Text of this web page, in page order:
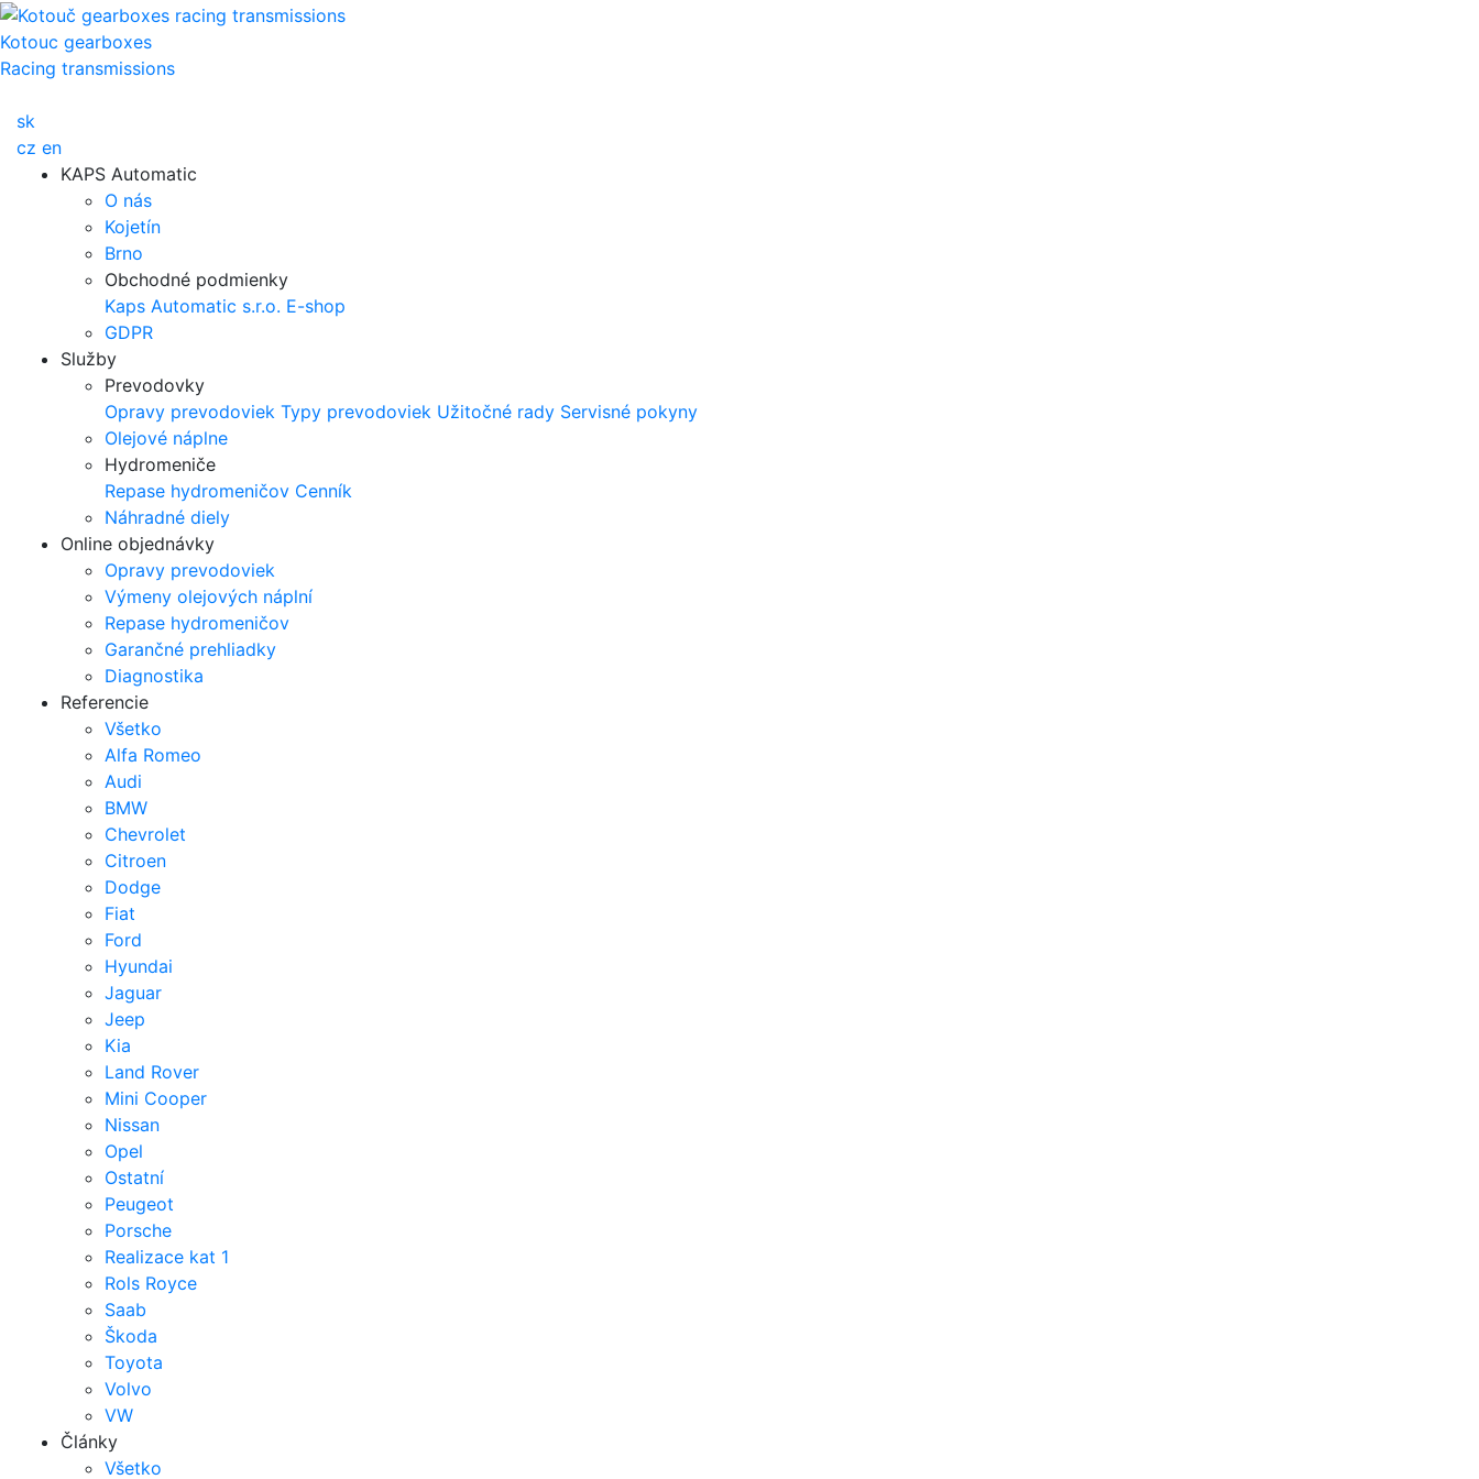
Kotouc gearboxes
Racing transmissions
sk
cz en
KAPS Automatic
O nás
Kojetín
Brno
Obchodné podmienky
Kaps Automatic s.r.o. E-shop
GDPR
Služby
Prevodovky
Opravy prevodoviek Typy prevodoviek Užitočné rady Servisné pokyny
Olejové náplne
Hydromeniče
Repase hydromeničov Cenník
Náhradné diely
Online objednávky
Opravy prevodoviek
Výmeny olejových náplní
Repase hydromeničov
Garančné prehliadky
Diagnostika
Referencie
Všetko
Alfa Romeo
Audi
BMW
Chevrolet
Citroen
Dodge
Fiat
Ford
Hyundai
Jaguar
Jeep
Kia
Land Rover
Mini Cooper
Nissan
Opel
Ostatní
Peugeot
Porsche
Realizace kat 1
Rols Royce
Saab
Škoda
Toyota
Volvo
VW
Články
Všetko